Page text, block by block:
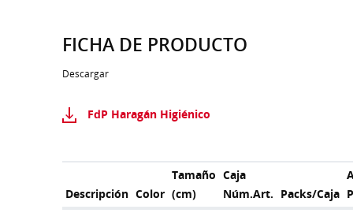
FICHA DE PRODUCTO
Descargar
FdP Haragán Higiénico
Descripción Color
Tamaño
(cm)
Caja
Núm.Art. Packs/Caja